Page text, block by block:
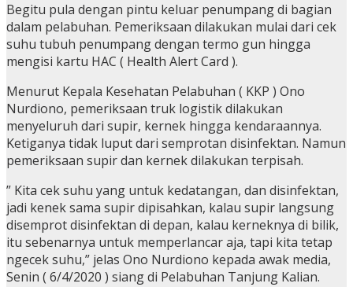
Begitu pula dengan pintu keluar penumpang di bagian
dalam pelabuhan. Pemeriksaan dilakukan mulai dari cek
suhu tubuh penumpang dengan termo gun hingga
mengisi kartu HAC ( Health Alert Card ).
Menurut Kepala Kesehatan Pelabuhan ( KKP ) Ono
Nurdiono, pemeriksaan truk logistik dilakukan
menyeluruh dari supir, kernek hingga kendaraannya.
Ketiganya tidak luput dari semprotan disinfektan. Namun
pemeriksaan supir dan kernek dilakukan terpisah.
” Kita cek suhu yang untuk kedatangan, dan disinfektan,
jadi kenek sama supir dipisahkan, kalau supir langsung
disemprot disinfektan di depan, kalau kerneknya di bilik,
itu sebenarnya untuk memperlancar aja, tapi kita tetap
ngecek suhu,” jelas Ono Nurdiono kepada awak media,
Senin ( 6/4/2020 ) siang di Pelabuhan Tanjung Kalian.